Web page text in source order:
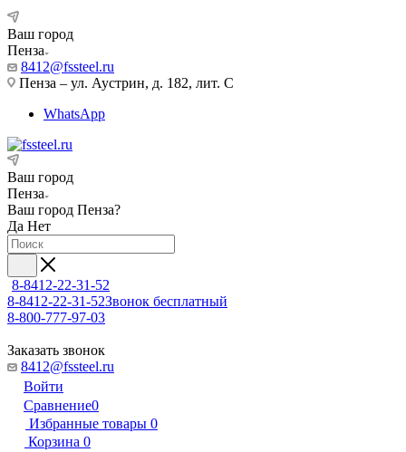
Ваш город
Пенза
8412@fssteel.ru
Пенза – ул. Аустрин, д. 182, лит. С
WhatsApp
Ваш город
Пенза
Ваш город Пенза?
Да Нет
8-8412-22-31-52
8-8412-22-31-52Звонок бесплатный
8-800-777-97-03
Заказать звонок
8412@fssteel.ru
Войти
Сравнение0
Избранные товары 0
Корзина 0